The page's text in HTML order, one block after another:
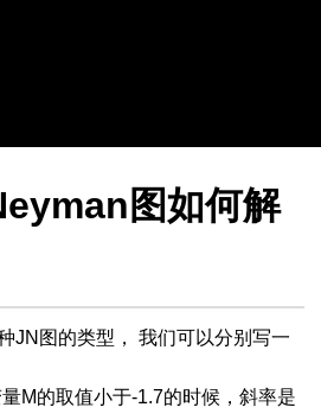
图如何解
JN图的类型， 我们可以分别写一
M的取值小于-1.7的时候，斜率是